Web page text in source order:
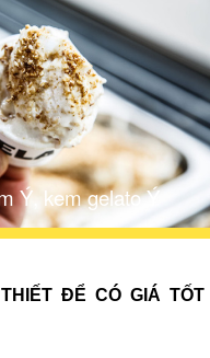
Ý, kem gelato Ý
ĐỂ CÓ GIÁ TỐT